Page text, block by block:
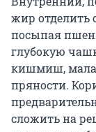
жир отделить
посыпая
глубокую
кишмиш,
пряности.
сложить на